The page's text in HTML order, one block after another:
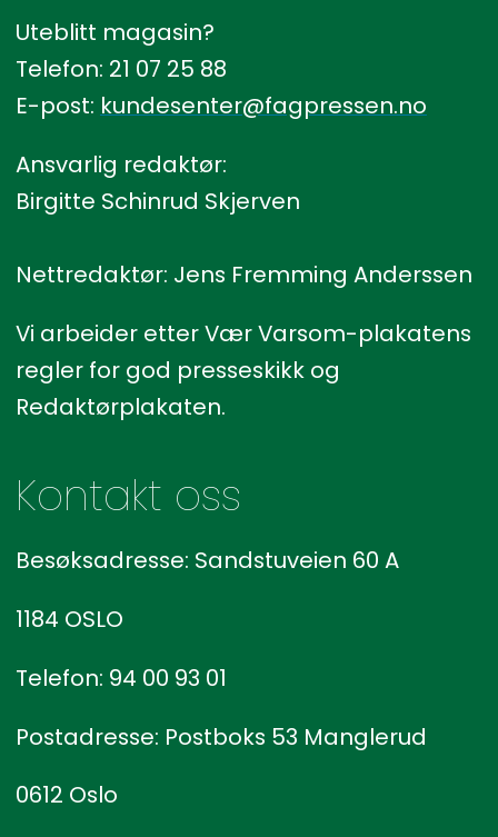
Uteblitt magasin?
Telefon: 21 07 25 88
E-post: kundesenter@fagpressen.no
Ansvarlig redaktør:
Birgitte Schinrud Skjerven
Nettredaktør: Jens Fremming Anderssen
Vi arbeider etter Vær Varsom-plakatens
regler for god presseskikk og
Redaktørplakaten.
Kontakt oss
Besøksadresse: Sandstuveien 60 A
1184 OSLO
Telefon: 94 00 93 01
Postadresse: Postboks 53 Manglerud
0612 Oslo